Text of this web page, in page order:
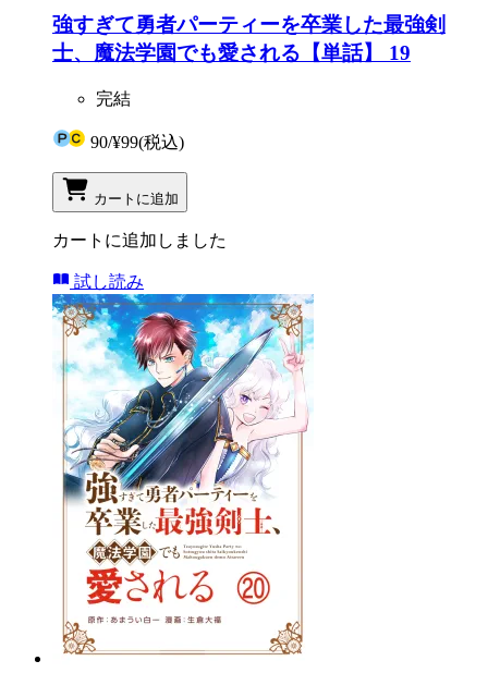
強すぎて勇者パーティーを卒業した最強剣
士、魔法学園でも愛される【単話】 19
完結
90/¥99(税込)
カートに追加
カートに追加しました
試し読み